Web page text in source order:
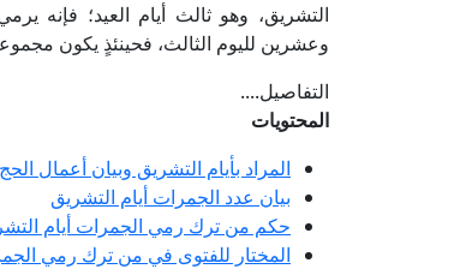
التشريق، وهو ثالث أيام العيد؛ فإنه
وعشرين لليوم الثالث، فحينئذٍ يكون
التفاصيل....
المحتويات
المراد بأيام التشريق وبيان أعمال
بيان عدد الجمرات أيام التشريق
حكم من ترك رمي الجمرات أيام
المختار للفتوى في من ترك رمي